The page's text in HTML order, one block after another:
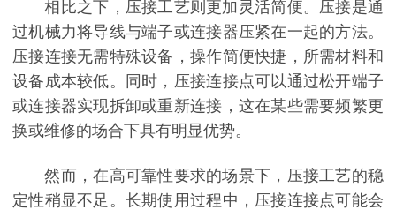
相比之下，压接工艺则更加灵活简便。压接是通
过机械力将导线与端子或连接器压紧在一起的方法。
压接连接无需特殊设备，操作简便快捷，所需材料和
设备成本较低。同时，压接连接点可以通过松开端子
或连接器实现拆卸或重新连接，这在某些需要频繁更
换或维修的场合下具有明显优势。
然而，在高可靠性要求的场景下，压接工艺的稳
定性稍显不足。长期使用过程中，压接连接点可能会